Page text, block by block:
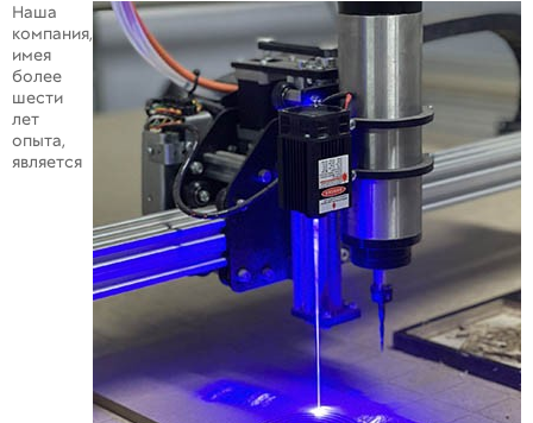
Наша
компания,
имея
более
шести
лет
опыта,
является